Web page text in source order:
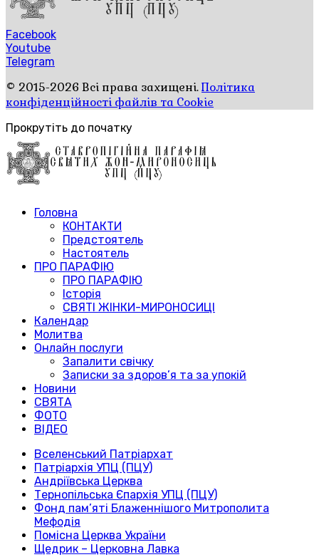
Facebook
Youtube
Telegram
© 2015-2026 Всі права захищені.Політика
конфіденційності файлів та Cookie
Прокрутіть до початку
Головна
КОНТАКТИ
Предстоятель
Настоятель
ПРО ПАРАФІЮ
ПРО ПАРАФІЮ
Історія
СВЯТІ ЖІНКИ-МИРОНОСИЦІ
Календар
Молитва
Онлайн послуги
Запалити свічку
Записки за здоров’я та за упокій
Новини
СВЯТА
ФОТО
ВІДЕО
Вселенський Патріархат
Патріархія УПЦ (ПЦУ)
Андріївська Церква
Тернопільська Єпархія УПЦ (ПЦУ)
Фонд пам’яті Блаженнішого Митрополита
Мефодія
Помісна Церква України
Щедрик – Церковна Лавка